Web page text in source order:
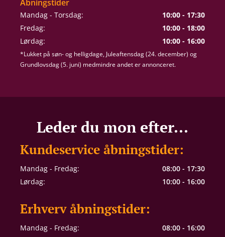
Åbningstider
Mandag - Torsdag:
10:00 - 17:30
Fredag:
10:00 - 18:00
Lørdag:
10:00 - 16:00
*Lukket på søn- og helligdage, Juleaftensdag (24. december) og
Grundlovsdag (5. juni) medmindre andet er annonceret.
Leder du mon efter...
Kundeservice åbningstider:
Mandag - Fredag:
08:00 - 17:30
Lørdag:
10:00 - 16:00
Erhverv åbningstider:
Mandag - Fredag: 08:00 - 16:00